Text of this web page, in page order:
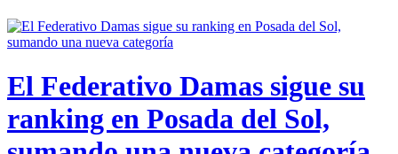
El Federativo Damas sigue su
ranking en Posada del Sol,